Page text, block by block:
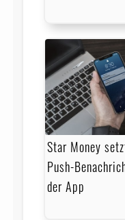
Star Money
Push-
der App